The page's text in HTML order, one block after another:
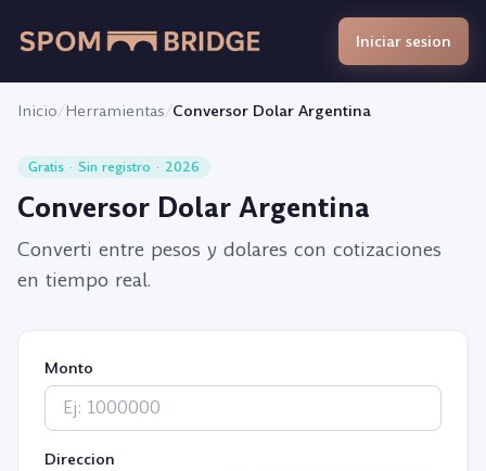
Iniciar sesion
Inicio/Herramientas/Conversor Dolar Argentina
Gratis · Sin registro · 2026
Conversor Dolar Argentina
Converti entre pesos y dolares con cotizaciones
en tiempo real.
Monto
Direccion